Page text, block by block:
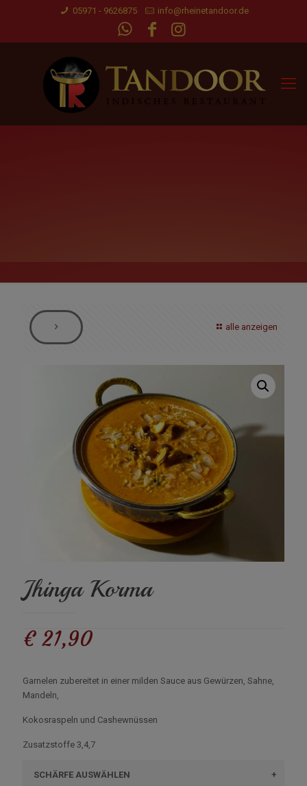
05971 - 9626875 info@rheinetandoor.de
alle anzeigen
Jhinga Korma
€21,90
Garnelen zubereitet in einer milden Sauce aus Gewürzen, Sahne,
Mandeln,
Kokosraspeln und Cashewnüssen
Zusatzstoffe 3,4,7
SCHÄRFE AUSWÄHLEN